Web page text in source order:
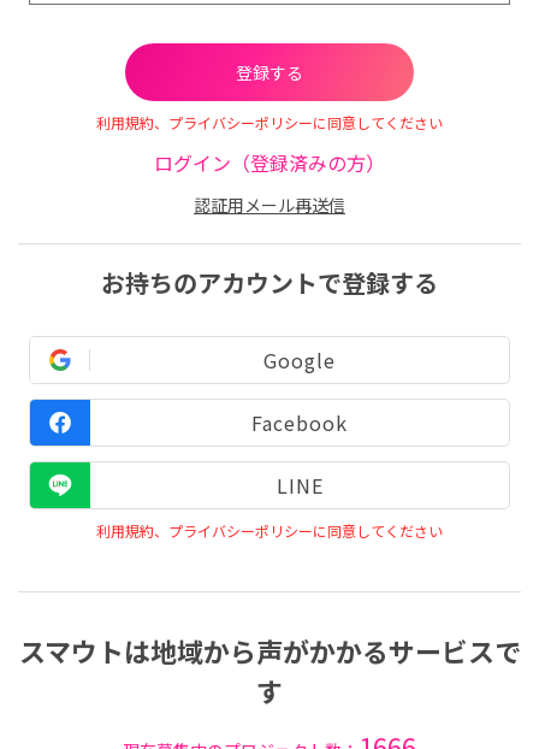
利用規約、プライバシーポリシーに同意してください
ログイン（登録済みの方）
認証用メール再送信
お持ちのアカウントで登録する
Google
Facebook
LINE
利用規約、プライバシーポリシーに同意してください
スマウトは地域から声がかかるサービスで
す